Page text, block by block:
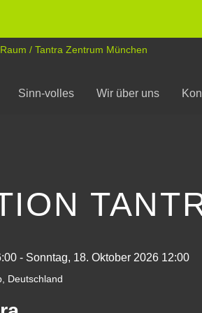
Sinn-volles Wir über uns
- Sonntag, 18. Oktober 2026 12:00
Deutschland